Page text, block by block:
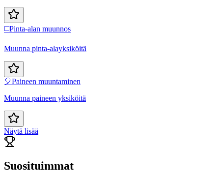
◻️Pinta-alan muunnos
Muunna pinta-alayksiköitä
🎈Paineen muuntaminen
Muunna paineen yksiköitä
Näytä lisää
Suosituimmat